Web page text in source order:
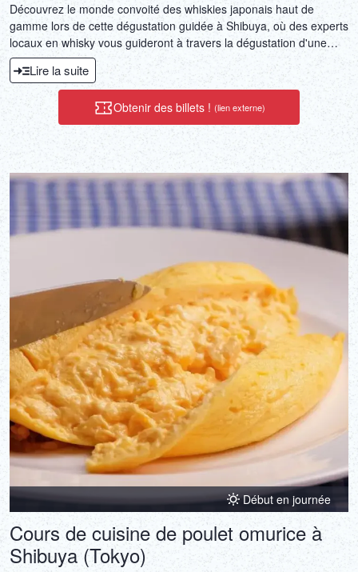
Découvrez le monde convoité des whiskies japonais haut de
gamme lors de cette dégustation guidée à Shibuya, où des experts
locaux en whisky vous guideront à travers la dégustation d'une
gamme de marques japonaises haut de gamme.
Lire la suite
Obtenir des billets ! (lien externe)
Début en journée
Cours de cuisine de poulet omurice à
Shibuya (Tokyo)